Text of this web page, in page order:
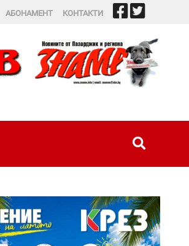
АБОНАМЕНТ КОНТАКТИ